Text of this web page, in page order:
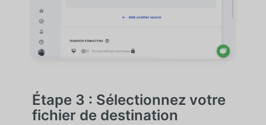
Étape 3 : Sélectionnez votre
fichier de destination